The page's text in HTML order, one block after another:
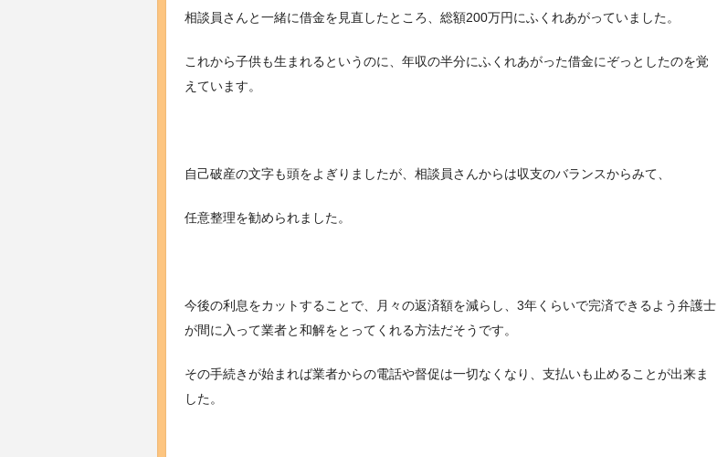
相談員さんと一緒に借金を見直したところ、総額200万円にふくれあがっていました。
これから子供も生まれるというのに、年収の半分にふくれあがった借金にぞっとしたのを覚
えています。
自己破産の文字も頭をよぎりましたが、相談員さんからは収支のバランスからみて、
任意整理を勧められました。
今後の利息をカットすることで、月々の返済額を減らし、3年くらいで完済できるよう弁護士
が間に入って業者と和解をとってくれる方法だそうです。
その手続きが始まれば業者からの電話や督促は一切なくなり、支払いも止めることが出来ま
した。